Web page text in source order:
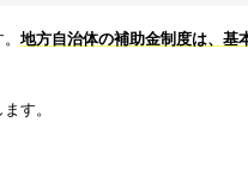
地方自治体の補助金制度は、基
す。